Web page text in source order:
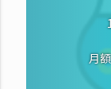
月額